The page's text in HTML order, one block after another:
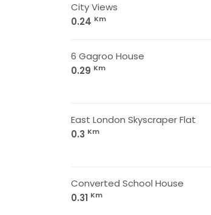
City Views
0.24 Km
6 Gagroo House
0.29 Km
East London Skyscraper Flat
0.3 Km
Converted School House
0.31 Km